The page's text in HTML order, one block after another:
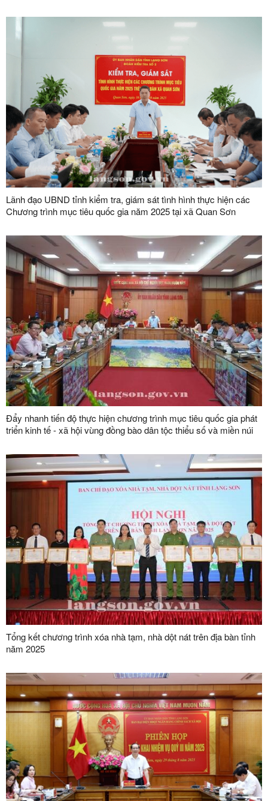
Lãnh đạo UBND tỉnh kiểm tra, giám sát tình hình thực hiện các
Chương trình mục tiêu quốc gia năm 2025 tại xã Quan Sơn
Đẩy nhanh tiến độ thực hiện chương trình mục tiêu quốc gia phát
triển kinh tế - xã hội vùng đồng bào dân tộc thiểu số và miền núi
Tổng kết chương trình xóa nhà tạm, nhà dột nát trên địa bàn tỉnh
năm 2025